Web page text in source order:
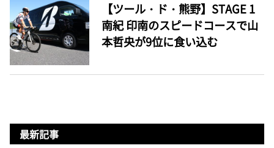
【ツール・ド・熊野】STAGE 1
南紀 印南のスピードコースで山
本哲央が9位に食い込む
最新記事